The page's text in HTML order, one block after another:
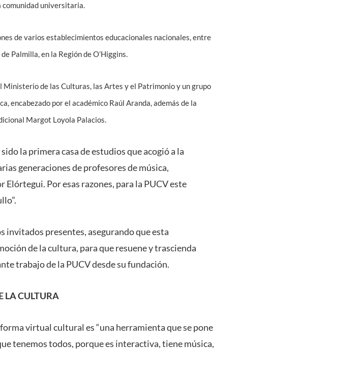
universitaria.
de varios establecimientos educacionales nacionales, entre
Palmilla, en la Región de O’Higgins.
de las Culturas, las Artes y el Patrimonio y un grupo
encabezado por el académico Raúl Aranda, además de la
Margot Loyola Palacios.
la primera casa de estudios que acogió a la
generaciones de profesores de música,
Por esas razones, para la PUCV este
invitados presentes, asegurando que esta
de la cultura, para que resuene y trascienda
trabajo de la PUCV desde su fundación.
LA CULTURA
virtual cultural es “una herramienta que se pone
tenemos todos, porque es interactiva, tiene música,